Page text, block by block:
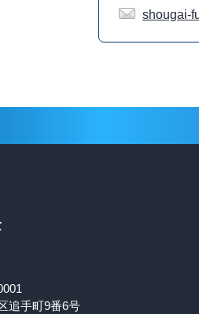
shougai-
追手町9番6号